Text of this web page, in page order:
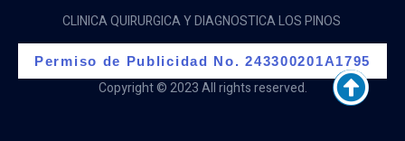
CLINICA QUIRURGICA Y DIAGNOSTICA LOS PINOS
Permiso de Publicidad No. 243300201A1795
Copyright © 2023 All rights reserved.